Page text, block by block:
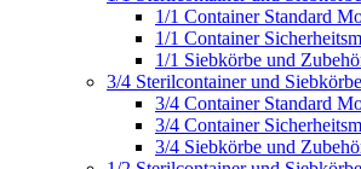
1/1 Container Standard
1/1 Container
1/1 Siebkörbe und
3/4 Sterilcontainer und Siebkörbe
3/4 Container Standard
3/4 Container
3/4 Siebkörbe und